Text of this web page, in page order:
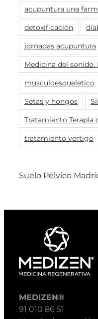
acupuntura una
detoxificación
jornadas acupuntura
Medicina del
musculoesqueletico
Setas y hongos
Tratamiento Terapia
tratamiento vertigo
Suelo Pélvico
MEDIZEN®
91 010 86 51